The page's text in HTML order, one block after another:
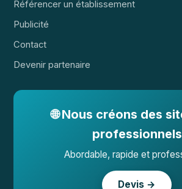
Référencer un établissement
Publicité
Contact
Devenir partenaire
🌐 Nous créons des
professionnels
Abordable, rapide et
Devis →